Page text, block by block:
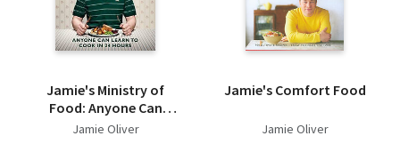
Jamie's Ministry of
Food: Anyone Can
Learn to Cook in 24
Jamie Oliver
Jamie's Comfort Food
Jamie Oliver